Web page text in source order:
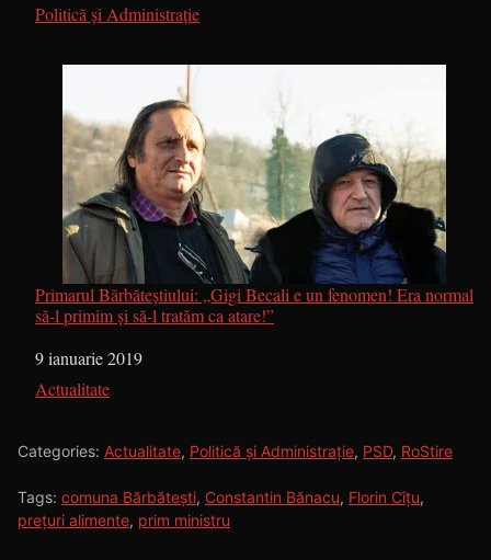
În legătură cu
Politică și Administrație
Primarul Bărbăteștiului: „Gigi Becali e un fenomen! Era normal
să-l primim și să-l tratăm ca atare!”
Dată
9 ianuarie 2019
În legătură cu
Actualitate
Categories: Actualitate, Politică și Administrație, PSD, RoStire
Tags: comuna Bărbătești, Constantin Bănacu, Florin Cîțu,
prețuri alimente, prim ministru